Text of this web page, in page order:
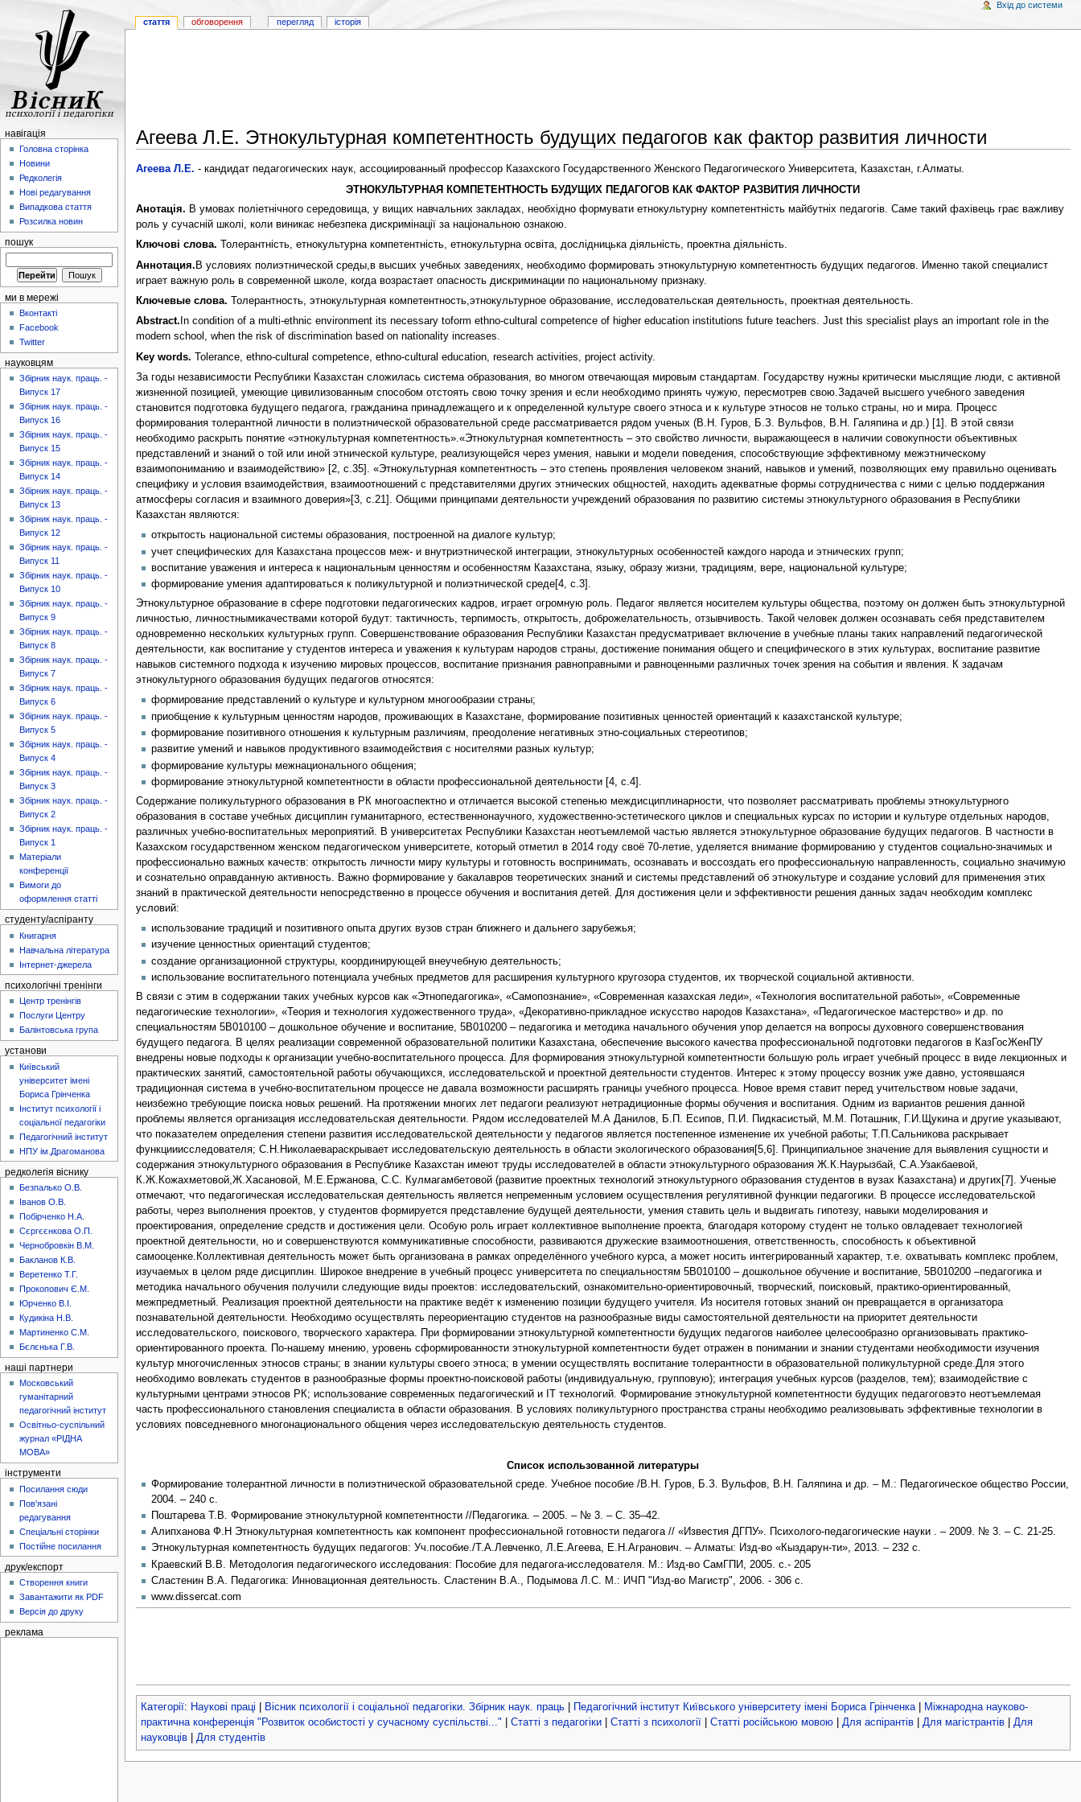
Агеева Л.Е. Этнокультурная компетентность будущих педагогов как фактор развития личности
Агеева Л.Е. - кандидат педагогических наук, ассоциированный профессор Казахского Государственного Женского Педагогического Университета, Казахстан, г.Алматы.
ЭТНОКУЛЬТУРНАЯ КОМПЕТЕНТНОСТЬ БУДУЩИХ ПЕДАГОГОВ КАК ФАКТОР РАЗВИТИЯ ЛИЧНОСТИ
Анотація. В умовах поліетнічного середовища, у вищих навчальних закладах, необхідно формувати етнокультурну компетентність майбутніх педагогів. Саме такий фахівець грає важливу
роль у сучасній школі, коли виникає небезпека дискримінації за національною ознакою.
Ключові слова. Толерантність, етнокультурна компетентність, етнокультурна освіта, дослідницька діяльність, проектна діяльність.
Аннотация. В условиях полиэтнической среды,в высших учебных заведениях, необходимо формировать этнокультурную компетентность будущих педагогов. Именно такой специалист
играет важную роль в современной школе, когда возрастает опасность дискриминации по национальному признаку.
Ключевые слова. Толерантность, этнокультурная компетентность,этнокультурное образование, исследовательская деятельность, проектная деятельность.
Abstract. In condition of a multi-ethnic environment its necessary toform ethno-cultural competence of higher education institutions future teachers. Just this specialist plays an important role in the
modern school, when the risk of discrimination based on nationality increases.
Key words. Tolerance, ethno-cultural competence, ethno-cultural education, research activities, project activity.
За годы независимости Республики Казахстан сложилась система образования, во многом отвечающая мировым стандартам. Государству нужны критически мыслящие люди, с активной
жизненной позицией, умеющие цивилизованным способом отстоять свою точку зрения и если необходимо принять чужую, пересмотрев свою.Задачей высшего учебного заведения
становится подготовка будущего педагога, гражданина принадлежащего и к определенной культуре своего этноса и к культуре этносов не только страны, но и мира. Процесс
формирования толерантной личности в полиэтнической образовательной среде рассматривается рядом ученых (В.Н. Гуров, Б.З. Вульфов, В.Н. Галяпина и др.) [1]. В этой связи
необходимо раскрыть понятие «этнокультурная компетентность».«Этнокультурная компетентность – это свойство личности, выражающееся в наличии совокупности объективных
представлений и знаний о той или иной этнической культуре, реализующейся через умения, навыки и модели поведения, способствующие эффективному межэтническому
взаимопониманию и взаимодействию» [2, c.35]. «Этнокультурная компетентность – это степень проявления человеком знаний, навыков и умений, позволяющих ему правильно оценивать
специфику и условия взаимодействия, взаимоотношений с представителями других этнических общностей, находить адекватные формы сотрудничества с ними с целью поддержания
атмосферы согласия и взаимного доверия»[3, c.21]. Общими принципами деятельности учреждений образования по развитию системы этнокультурного образования в Республики
Казахстан являются:
открытость национальной системы образования, построенной на диалоге культур;
учет специфических для Казахстана процессов меж- и внутриэтнической интеграции, этнокультурных особенностей каждого народа и этнических групп;
воспитание уважения и интереса к национальным ценностям и особенностям Казахстана, языку, образу жизни, традициям, вере, национальной культуре;
формирование умения адаптироваться к поликультурной и полиэтнической среде[4, c.3].
Этнокультурное образование в сфере подготовки педагогических кадров, играет огромную роль. Педагог является носителем культуры общества, поэтому он должен быть этнокультурной
личностью, личностнымикачествами которой будут: тактичность, терпимость, открытость, доброжелательность, отзывчивость. Такой человек должен осознавать себя представителем
одновременно нескольких культурных групп. Совершенствование образования Республики Казахстан предусматривает включение в учебные планы таких направлений педагогической
деятельности, как воспитание у студентов интереса и уважения к культурам народов страны, достижение понимания общего и специфического в этих культурах, воспитание развитие
навыков системного подхода к изучению мировых процессов, воспитание признания равноправными и равноценными различных точек зрения на события и явления. К задачам
этнокультурного образования будущих педагогов относятся:
формирование представлений о культуре и культурном многообразии страны;
приобщение к культурным ценностям народов, проживающих в Казахстане, формирование позитивных ценностей ориентаций к казахстанской культуре;
формирование позитивного отношения к культурным различиям, преодоление негативных этно-социальных стереотипов;
развитие умений и навыков продуктивного взаимодействия с носителями разных культур;
формирование культуры межнационального общения;
формирование этнокультурной компетентности в области профессиональной деятельности [4, c.4].
Содержание поликультурного образования в РК многоаспектно и отличается высокой степенью междисциплинарности, что позволяет рассматривать проблемы этнокультурного
образования в составе учебных дисциплин гуманитарного, естественнонаучного, художественно-эстетического циклов и специальных курсах по истории и культуре отдельных народов,
различных учебно-воспитательных мероприятий. В университетах Республики Казахстан неотъемлемой частью является этнокультурное образование будущих педагогов. В частности в
Казахском государственном женском педагогическом университете, который отметил в 2014 году своё 70-летие, уделяется внимание формированию у студентов социально-значимых и
профессионально важных качеств: открытость личности миру культуры и готовность воспринимать, осознавать и воссоздать его профессиональную направленность, социально значимую
и сознательно оправданную активность. Важно формирование у бакалавров теоретических знаний и системы представлений об этнокультуре и создание условий для применения этих
знаний в практической деятельности непосредственно в процессе обучения и воспитания детей. Для достижения цели и эффективности решения данных задач необходим комплекс
условий:
использование традиций и позитивного опыта других вузов стран ближнего и дальнего зарубежья;
изучение ценностных ориентаций студентов;
создание организационной структуры, координирующей внеучебную деятельность;
использование воспитательного потенциала учебных предметов для расширения культурного кругозора студентов, их творческой социальной активности.
В связи с этим в содержании таких учебных курсов как «Этнопедагогика», «Самопознание», «Современная казахская леди», «Технология воспитательной работы», «Современные
педагогические технологии», «Теория и технология художественного труда», «Декоративно-прикладное искусство народов Казахстана», «Педагогическое мастерство» и др. по
специальностям 5В010100 – дошкольное обучение и воспитание, 5В010200 – педагогика и методика начального обучения упор делается на вопросы духовного совершенствования
будущего педагога. В целях реализации современной образовательной политики Казахстана, обеспечение высокого качества профессиональной подготовки педагогов в КазГосЖенПУ
внедрены новые подходы к организации учебно-воспитательного процесса. Для формирования этнокультурной компетентности большую роль играет учебный процесс в виде лекционных и
практических занятий, самостоятельной работы обучающихся, исследовательской и проектной деятельности студентов. Интерес к этому процессу возник уже давно, устоявшаяся
традиционная система в учебно-воспитательном процессе не давала возможности расширять границы учебного процесса. Новое время ставит перед учительством новые задачи,
неизбежно требующие поиска новых решений. На протяжении многих лет педагоги реализуют нетрадиционные формы обучения и воспитания. Одним из вариантов решения данной
проблемы является организация исследовательская деятельности. Рядом исследователей М.А Данилов, Б.П. Есипов, П.И. Пидкасистый, М.М. Поташник, Г.И.Щукина и другие указывают,
что показателем определения степени развития исследовательской деятельности у педагогов является постепенное изменение их учебной работы; Т.П.Сальникова раскрывает
функцииисследователя; С.Н.Николаевараскрывает исследовательскую деятельность в области экологического образования[5,6]. Принципиальное значение для выявления сущности и
содержания этнокультурного образования в Республике Казахстан имеют труды исследователей в области этнокультурного образования Ж.К.Наурызбай, С.А.Узакбаевой,
К.Ж.Кожахметовой,Ж.Хасановой, М.Е.Ержанова, С.С. Кулмагамбетовой (развитие проектных технологий этнокультурного образования студентов в вузах Казахстана) и других[7]. Ученые
отмечают, что педагогическая исследовательская деятельность является непременным условием осуществления регулятивной функции педагогики. В процессе исследовательской
работы, через выполнения проектов, у студентов формируется представление будущей деятельности, умения ставить цель и выдвигать гипотезу, навыки моделирования и
проектирования, определение средств и достижения цели. Особую роль играет коллективное выполнение проекта, благодаря которому студент не только овладевает технологией
проектной деятельности, но и совершенствуются коммуникативные способности, развиваются дружеские взаимоотношения, ответственность, способность к объективной
самооценке.Коллективная деятельность может быть организована в рамках определённого учебного курса, а может носить интегрированный характер, т.е. охватывать комплекс проблем,
изучаемых в целом ряде дисциплин. Широкое внедрение в учебный процесс университета по специальностям 5В010100 – дошкольное обучение и воспитание, 5В010200 –педагогика и
методика начального обучения получили следующие виды проектов: исследовательский, ознакомительно-ориентировочный, творческий, поисковый, практико-ориентированный,
межпредметный. Реализация проектной деятельности на практике ведёт к изменению позиции будущего учителя. Из носителя готовых знаний он превращается в организатора
познавательной деятельности. Необходимо осуществлять переориентацию студентов на разнообразные виды самостоятельной деятельности на приоритет деятельности
исследовательского, поискового, творческого характера. При формировании этнокультурной компетентности будущих педагогов наиболее целесообразно организовывать практико-
ориентированного проекта. По-нашему мнению, уровень сформированности этнокультурной компетентности будет отражен в понимании и знании студентами необходимости изучения
культур многочисленных этносов страны; в знании культуры своего этноса; в умении осуществлять воспитание толерантности в образовательной поликультурной среде.Для этого
необходимо вовлекать студентов в разнообразные формы проектно-поисковой работы (индивидуальную, групповую); интеграция учебных курсов (разделов, тем); взаимодействие с
культурными центрами этносов РК; использование современных педагогический и IT технологий. Формирование этнокультурной компетентности будущих педагоговэто неотъемлемая
часть профессионального становления специалиста в области образования. В условиях поликультурного пространства страны необходимо реализовывать эффективные технологии в
условиях повседневного многонационального общения через исследовательскую деятельность студентов.
Список использованной литературы
Формирование толерантной личности в полиэтнической образовательной среде. Учебное пособие /В.Н. Гуров, Б.З. Вульфов, В.Н. Галяпина и др. – М.: Педагогическое общество России,
2004. – 240 с.
Поштарева Т.В. Формирование этнокультурной компетентности //Педагогика. – 2005. – № 3. – С. 35–42.
Алипханова Ф.Н Этнокультурная компетентность как компонент профессиональной готовности педагога // «Известия ДГПУ». Психолого-педагогические науки . – 2009. № 3. – С. 21-25.
Этнокультурная компетентность будущих педагогов: Уч.пособие./Т.А.Левченко, Л.Е.Агеева, Е.Н.Агранович. – Алматы: Изд-во «Кыздарун-ти», 2013. – 232 с.
Краевский В.В. Методология педагогического исследования: Пособие для педагога-исследователя. М.: Изд-во СамГПИ, 2005. с.- 205
Сластенин В.А. Педагогика: Инновационная деятельность. Сластенин В.А., Подымова Л.С. М.: ИЧП "Изд-во Магистр", 2006. - 306 с.
www.dissercat.com
Категорії: Наукові праці Вісник психології і соціальної педагогіки. Збірник наук. праць| Педагогічний інститут Київського університету імені Бориса Грінченка|
Міжнародна науково-
практична конференція "Розвиток особистості у сучасному суспільстві..."
Статті з педагогіки| Статті з психології| Статті російською мовою| Для аспірантів| Для магістрантів| Для
науковців| Для студентів
стаття обговорення перегляд історія
Вхід до системи
навігація
Головна сторінка
Новини
Редколегія
Нові редагування
Випадкова стаття
Розсилка новин
пошук
ми в мережі
Вконтакті
Facebook
Twitter
науковцям
Збірник наук. праць. -
Випуск 17
Збірник наук. праць. -
Випуск 16
Збірник наук. праць. -
Випуск 15
Збірник наук. праць. -
Випуск 14
Збірник наук. праць. -
Випуск 13
Збірник наук. праць. -
Випуск 12
Збірник наук. праць. -
Випуск 11
Збірник наук. праць. -
Випуск 10
Збірник наук. праць. -
Випуск 9
Збірник наук. праць. -
Випуск 8
Збірник наук. праць. -
Випуск 7
Збірник наук. праць. -
Випуск 6
Збірник наук. праць. -
Випуск 5
Збірник наук. праць. -
Випуск 4
Збірник наук. праць. -
Випуск 3
Збірник наук. праць. -
Випуск 2
Збірник наук. праць. -
Випуск 1
Матеріали
конференції
Вимоги до
оформлення статті
студенту/аспіранту
Книгарня
Навчальна література
Інтернет-джерела
психологічні тренінги
Центр тренінгів
Послуги Центру
Балінтовська група
установи
Київський
університет імені
Бориса Грінченка
Інститут психології і
соціальної педагогіки
Педагогічний інститут
НПУ ім.Драгоманова
редколегія віснику
Безпалько О.В.
Іванов О.В.
Побірченко Н.А.
Сєргєєнкова О.П.
Чернобровкін В.М.
Бакланов К.В.
Веретенко Т.Г.
Прокопович Є.М.
Юрченко В.І.
Кудикіна Н.В.
Мартиненко С.М.
Бєлєнька Г.В.
наші партнери
Московський
гуманітарний
педагогічний інститут
Освітньо-суспільний
журнал «РІДНА
МОВА»
інструменти
Посилання сюди
Пов'язані
редагування
Спеціальні сторінки
Постійне посилання
друк/експорт
Створення книги
Завантажити як PDF
Версія до друку
реклама